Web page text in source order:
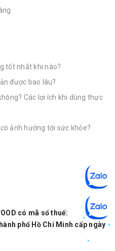
tốt nhất khi nào?
được bao lâu?
Các lợi ích khi dùng thực
ảnh hưởng tới sức khỏe?
có mã số thuế:
phố Hồ Chí Minh cấp ngày